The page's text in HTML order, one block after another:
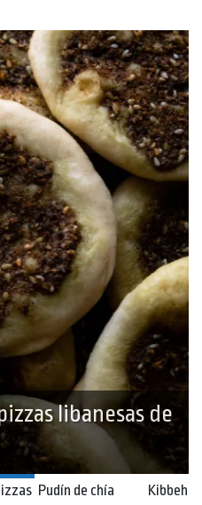
libanesas de
Pudín de chía
Kibbeh